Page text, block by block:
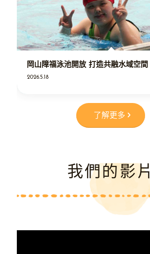
岡山障福泳池開放 打造共融水域空間
2026.5.18
了解更多
我們的影片